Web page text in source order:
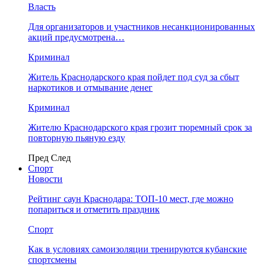
Власть
Для организаторов и участников несанкционированных
акций предусмотрена…
Криминал
Житель Краснодарского края пойдет под суд за сбыт
наркотиков и отмывание денег
Криминал
Жителю Краснодарского края грозит тюремный срок за
повторную пьяную езду
Пред След
Спорт
Новости
Рейтинг саун Краснодара: ТОП-10 мест, где можно
попариться и отметить праздник
Спорт
Как в условиях самоизоляции тренируются кубанские
спортсмены